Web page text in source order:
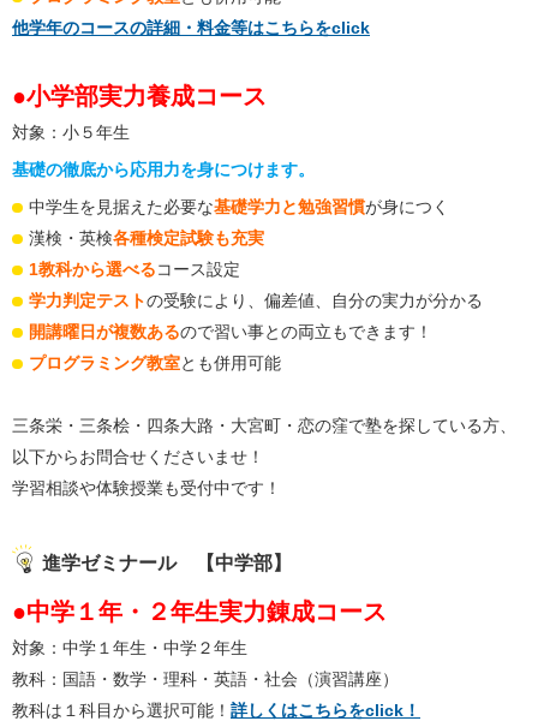
他学年のコースの詳細・料金等はこちらをclick
●小学部実力養成コース
対象：小５年生
基礎の徹底から応用力を身につけます。
中学生を見据えた必要な基礎学力と勉強習慣が身につく
漢検・英検各種検定試験も充実
1教科から選べるコース設定
学力判定テストの受験により、偏差値、自分の実力が分かる
開講曜日が複数あるので習い事との両立もできます！
プログラミング教室とも併用可能
三条栄・三条桧・四条大路・大宮町・恋の窪で塾を探している方、
以下からお問合せくださいませ！
学習相談や体験授業も受付中です！
進学ゼミナール 【中学部】
●中学１年・２年生実力錬成コース
対象：中学１年生・中学２年生
教科：国語・数学・理科・英語・社会（演習講座）
教科は１科目から選択可能！ 詳しくはこちらをclick！